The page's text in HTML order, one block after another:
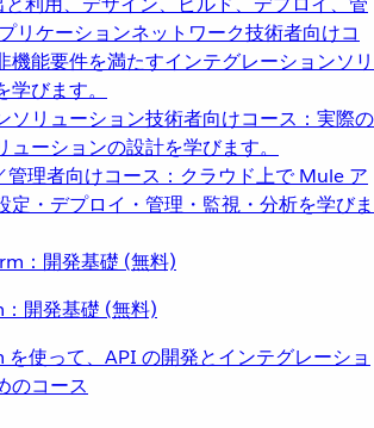
リケーションネットワーク技術者向けコ
機能要件を満たすインテグレーションソリ
びます。
ソリューション技術者向けコース：実際の
ーションの設計を学びます。
管理者向けコース：クラウド上で Mule ア
定・デプロイ・管理・監視・分析を学びま
開発基礎 (無料)
使って、API の開発とインテグレーショ
のコース